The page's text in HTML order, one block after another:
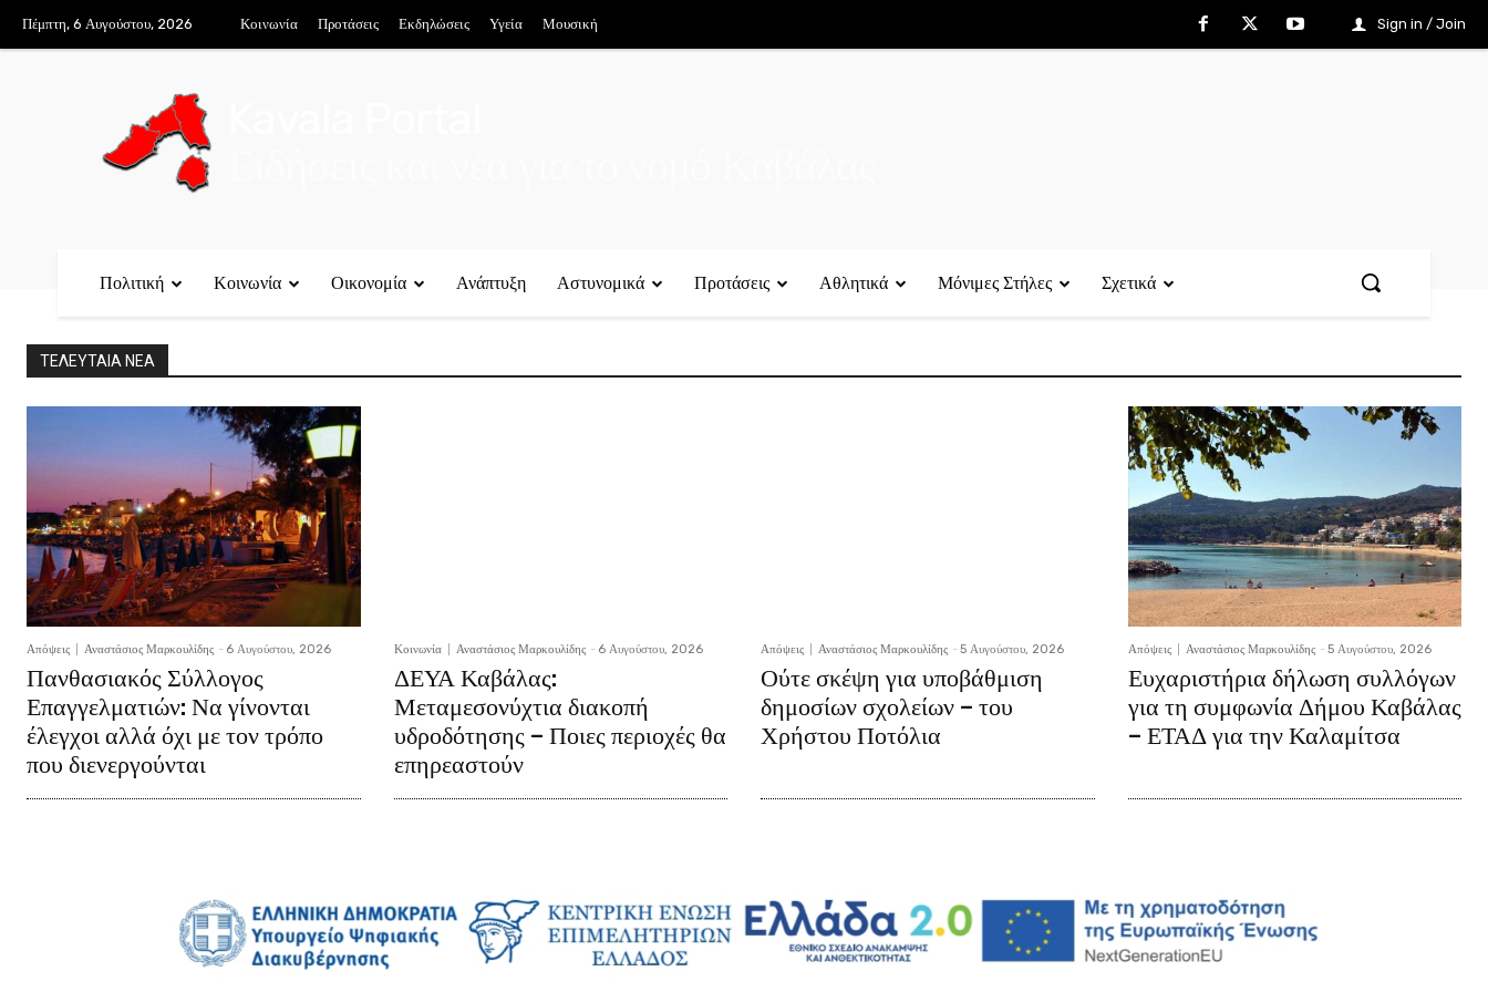
Πέμπτη, 6 Αυγούστου, 2026 Κοινωνία Προτάσεις Εκδηλώσεις Υγεία Μουσική Sign in / Join
Πολιτική Κοινωνία Οικονομία Ανάπτυξη Αστυνομικά Προτάσεις Αθλητικά Μόνιμες Στήλες Σχετικά
ΤΕΛΕΥΤΑΙΑ ΝΕΑ
Απόψεις Αναστάσιος Μαρκουλίδης - 6 Αυγούστου, 2026
Πανθασιακός Σύλλογος
Επαγγελματιών: Να γίνονται
έλεγχοι αλλά όχι με τον τρόπο
που διενεργούνται
Κοινωνία Αναστάσιος Μαρκουλίδης - 6 Αυγούστου, 2026
ΔΕΥΑ Καβάλας:
Μεταμεσονύχτια διακοπή
υδροδότησης – Ποιες περιοχές θα
επηρεαστούν
Απόψεις Αναστάσιος Μαρκουλίδης - 5 Αυγούστου, 2026
Ούτε σκέψη για υποβάθμιση
δημοσίων σχολείων – του
Χρήστου Ποτόλια
Απόψεις Αναστάσιος Μαρκουλίδης - 5 Αυγούστου, 2026
Ευχαριστήρια δήλωση συλλόγων
για τη συμφωνία Δήμου Καβάλας
– ΕΤΑΔ για την Καλαμίτσα